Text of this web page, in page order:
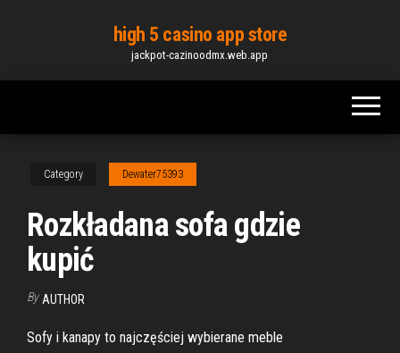
content
high 5 casino app store
jackpot-cazinoodmx.web.app
Category Dewater75393
Rozkładana sofa gdzie
kupić
By AUTHOR
Sofy i kanapy to najczęściej wybierane meble